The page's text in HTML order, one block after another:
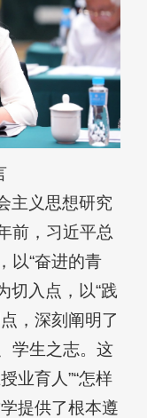
主义思想研究
前，习近平总
以“奋进的青
切入点，以“践
，深刻阐明了
学生之志。这
业育人”“怎样
提供了根本遵